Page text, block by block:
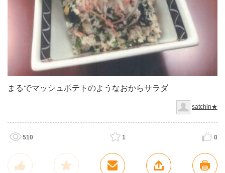
まるでマッシュポテトのようなおからサラダ
satchin★
510 1 0